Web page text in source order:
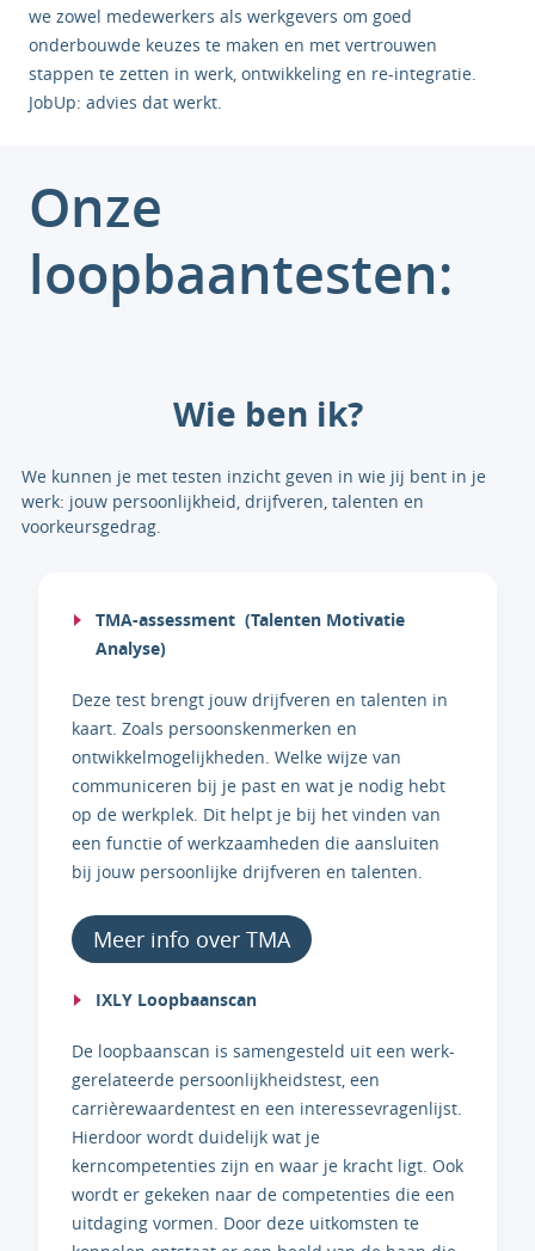
we zowel medewerkers als werkgevers om goed
onderbouwde keuzes te maken en met vertrouwen
stappen te zetten in werk, ontwikkeling en re-integratie.
JobUp: advies dat werkt.
Onze
loopbaantesten:
Wie ben ik?
We kunnen je met testen inzicht geven in wie jij bent in je
werk: jouw persoonlijkheid, drijfveren, talenten en
voorkeursgedrag.
TMA-assessment (Talenten Motivatie
Analyse)
Deze test brengt jouw drijfveren en talenten in
kaart. Zoals persoonskenmerken en
ontwikkelmogelijkheden. Welke wijze van
communiceren bij je past en wat je nodig hebt
op de werkplek. Dit helpt je bij het vinden van
een functie of werkzaamheden die aansluiten
bij jouw persoonlijke drijfveren en talenten.
Meer info over TMA
IXLY Loopbaanscan
De loopbaanscan is samengesteld uit een werk-
gerelateerde persoonlijkheidstest, een
carrièrewaardentest en een interessevragenlijst.
Hierdoor wordt duidelijk wat je
kerncompetenties zijn en waar je kracht ligt. Ook
wordt er gekeken naar de competenties die een
uitdaging vormen. Door deze uitkomsten te